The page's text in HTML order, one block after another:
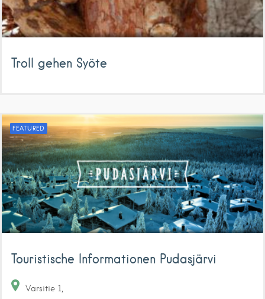
Troll gehen Syöte
FEATURED
Touristische Informationen Pudasjärvi
Varsitie 1